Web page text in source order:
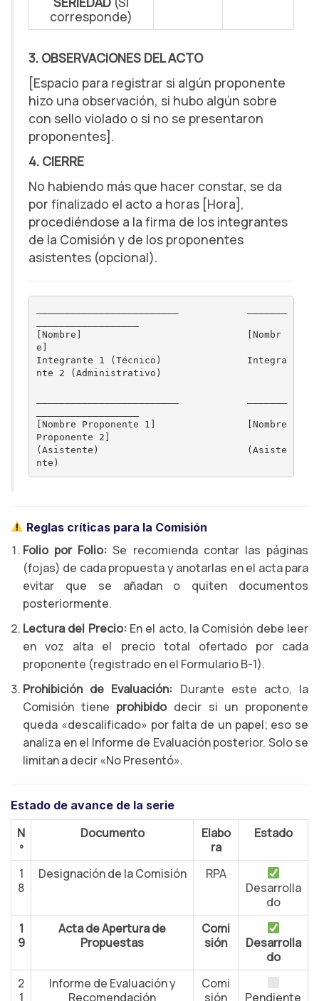
corresponde)
3. OBSERVACIONES DEL ACTO
[Espacio para registrar si algún proponente
hizo una observación, si hubo algún sobre
con sello violado o si no se presentaron
proponentes].
4. CIERRE
No habiendo más que hacer constar, se da
por finalizado el acto a horas [Hora],
procediéndose a la firma de los integrantes
de la Comisión y de los proponentes
asistentes (opcional).
[Nombre]                             [Nombr
e]
Integrante 1 (Técnico)               Integra
nte 2 (Administrativo)
[Nombre Proponente 1]                [Nombre
Proponente 2]
(Asistente)                          (Asiste
Reglas críticas para la Comisión
Folio por Folio: Se recomienda contar las páginas
(fojas) de cada propuesta y anotarlas en el acta para
evitar que se añadan o quiten documentos
posteriormente.
Lectura del Precio:En el acto, la Comisión debe leer
en voz alta el precio total ofertado por cada
proponente (registrado en el Formulario B-1).
Prohibición de Evaluación: Durante este acto, la
Comisión tiene prohibidodecir si un proponente
queda «descalificado» por falta de un papel; eso se
analiza en el Informe de Evaluación posterior. Solo se
limitan a decir «No Presentó».
Estado de avance de la serie
N
º
Documento
Elabo
ra
Estado
1
8
Designación de la Comisión
RPA
Desarrolla
do
1
9
Acta de Apertura de
Propuestas
Comi
sión
Desarrolla
do
2
1
Informe de Evaluación y
Recomendación
Comi
sión
Pendiente